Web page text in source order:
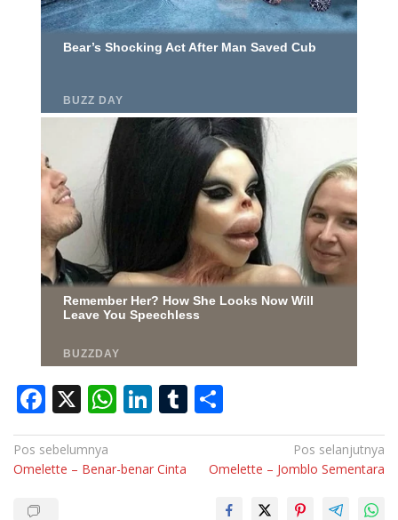
F
ac
e
b
X W
h
at
s
Li
n
k
e
T
u
m
bl
h
ar
e
Navigasi
pos
Pos sebelumnya
Omelette – Benar-benar Cinta
Pos selanjutnya
Omelette – Jomblo Sementara